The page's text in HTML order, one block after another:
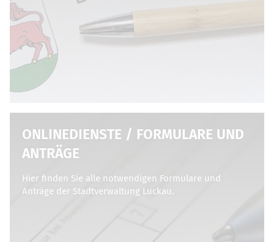
ONLINEDIENSTE / FORMULARE UND
ANTRÄGE
Hier finden Sie alle notwendigen Formulare und
Anträge der Stadtverwaltung Luckau.